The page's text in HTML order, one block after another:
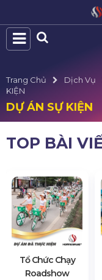
Trang Chủ Dịch Vụ
KIỆN
DỰ ÁN SỰ KIỆN
TOP BÀI
Tổ Chức Chạy
Roadshow